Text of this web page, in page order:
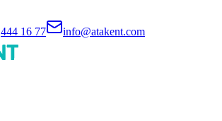
444 16 77 info@atakent.com